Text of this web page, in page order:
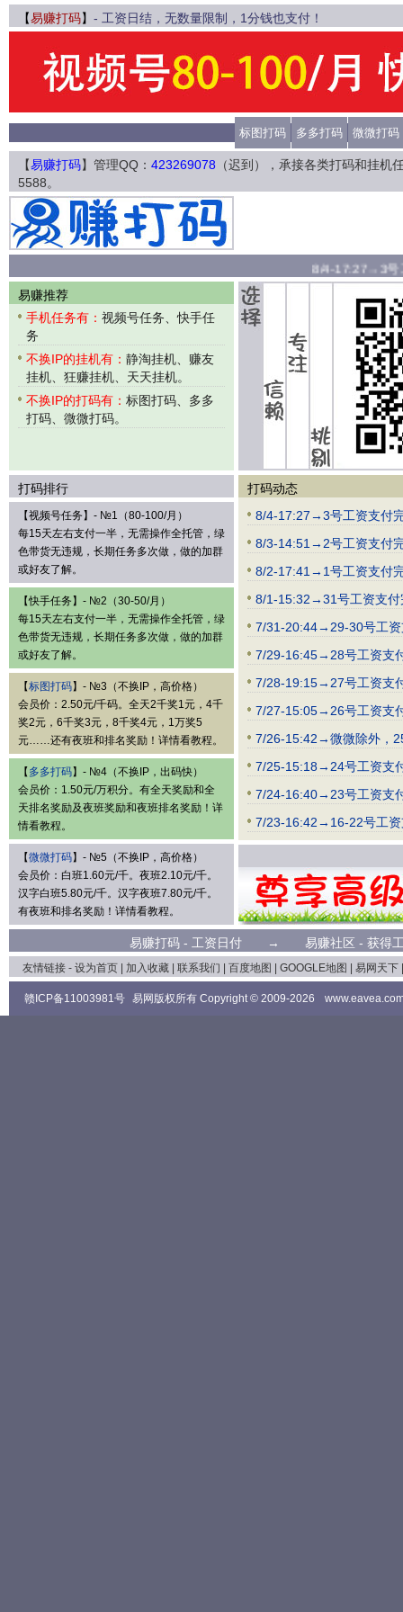
【易赚打码】 - 工资日结，无数量限制，1分钱也支付！
标图打码 多多打码 微微打码
【易赚打码】管理QQ： 423269078 （迟到），承接各类打码和挂机
5588。
8/4-17:27→3号
易赚推荐
手机任务有： 视频号任务、快手任
务
不换IP的挂机有： 静淘挂机、赚友
挂机、狂赚挂机、天天挂机。
不换IP的打码有： 标图打码、多多
打码、微微打码。
打码排行
【视频号任务】- №1（80-100/月）
每15天左右支付一半，无需操作全托管，绿
色带货无违规，长期任务多次做，做的加群
或好友了解。
【快手任务】- №2（30-50/月）
每15天左右支付一半，无需操作全托管，绿
色带货无违规，长期任务多次做，做的加群
或好友了解。
【标图打码】- №3（不换IP，高价格）
会员价：2.50元/千码。全天2千奖1元，4千
奖2元，6千奖3元，8千奖4元，1万奖5
元……还有夜班和排名奖励！详情看教程。
【 多多打码】- №4（不换IP，出码快）
会员价：1.50元/万积分。有全天奖励和全
天排名奖励及夜班奖励和夜班排名奖励！详
情看教程。
【微微打码】- №5（不换IP，高价格）
会员价：白班1.60元/千。夜班2.10元/千。
汉字白班5.80元/千。汉字夜班7.80元/千。
有夜班和排名奖励！详情看教程。
打码动态
8/4-17:27→3号工资支付
8/3-14:51→2号工资支付
8/2-17:41→1号工资支付
8/1-15:32→31号工资支付
7/31-20:44→29-30号工资
7/29-16:45→28号工资支
7/28-19:15→27号工资支
7/27-15:05→26号工资支
7/26-15:42→微微除外，
7/25-15:18→24号工资支
7/24-16:40→23号工资支
7/23-16:42→16-22号工资
易赚打码 - 工资日付 → 易赚社区 - 获
友情链接 - 设为首页 加入收藏 联系我们 百度地图 GOOGLE地图 易网天下
赣ICP备11003981号 易网版权所有 Copyright © 2009-2026